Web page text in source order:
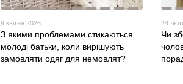
9 квітня 2026
З якими проблемами стикаються
молоді батьки, коли вирішують
замовляти одяг для немовлят?
24
Чи